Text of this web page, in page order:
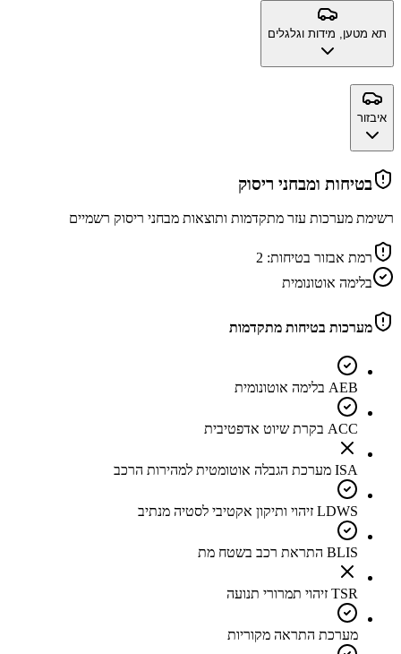
תא מטען, מידות וגלגלים
איבזור
בטיחות ומבחני ריסוק
רשימת מערכות עזר מתקדמות ותוצאות מבחני ריסוק רשמיים
רמת אבזור בטיחות: 2
בלימה אוטונומית
מערכות בטיחות מתקדמות
AEB בלימה אוטונומית
ACC בקרת שיוט אדפטיבית
ISA מערכת הגבלה אוטומטית למהירות הרכב
LDWS זיהוי ותיקון אקטיבי לסטיה מנתיב
BLIS התראת רכב בשטח מת
TSR זיהוי תמרורי תנועה
מערכת התראה מקוריות